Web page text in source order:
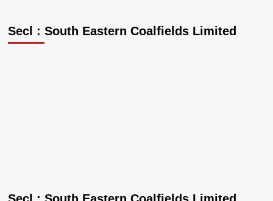
Secl : South Eastern Coalfields Limited